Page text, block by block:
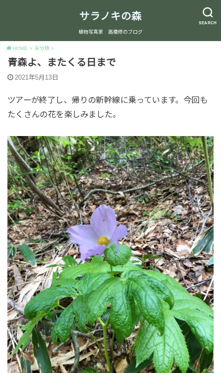
SEARCH
サラノキの森
植物写真家 高橋修のブログ
HOME 未分類
青森よ、またくる日まで
2021年5月13日
ツアーが終了し、帰りの新幹線に乗っています。今回も
たくさんの花を楽しみました。